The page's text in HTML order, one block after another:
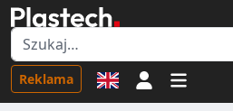
Reklama Logowanie